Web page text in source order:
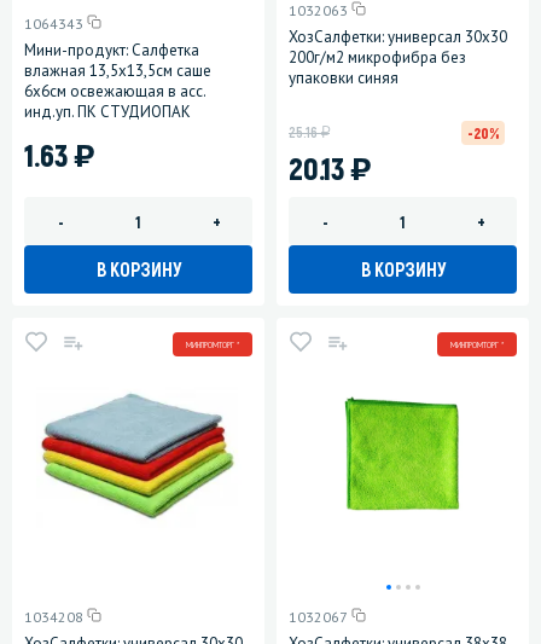
1064343
Мини-продукт: Салфетка
влажная 13,5х13,5см саше
6х6см освежающая в асс.
инд.уп. ПК СТУДИОПАК
1.63)
- +
В КОРЗИНУ
1032063
ХозСалфетки: универсал 30х30
200г/м2 микрофибра без
упаковки синяя
20.13)
25.16у -20%
- +
В КОРЗИНУ
МИНПРОМТОРГ *
1034208
МИНПРОМТОРГ *
1032067